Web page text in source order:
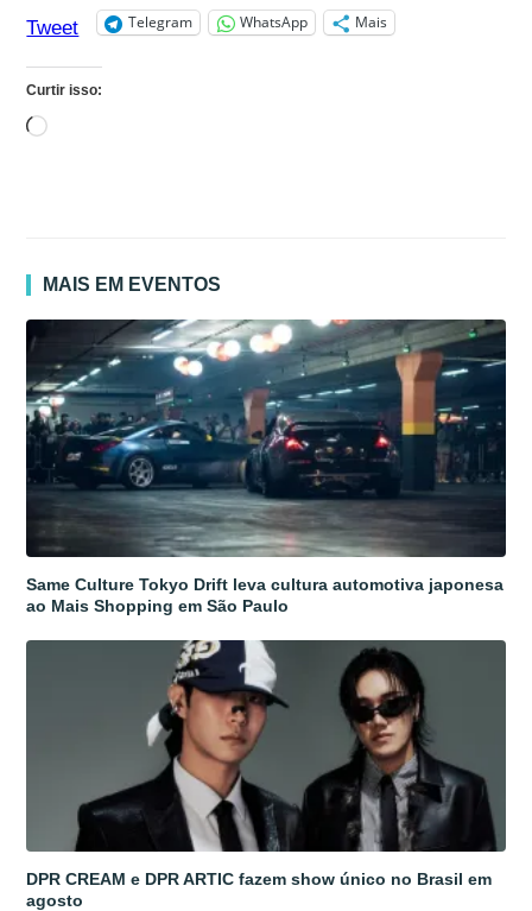
Tweet Telegram WhatsApp Mais
Curtir isso:
Carregando...
MAIS EM EVENTOS
Same Culture Tokyo Drift leva cultura automotiva japonesa
ao Mais Shopping em São Paulo
DPR CREAM e DPR ARTIC fazem show único no Brasil em
agosto